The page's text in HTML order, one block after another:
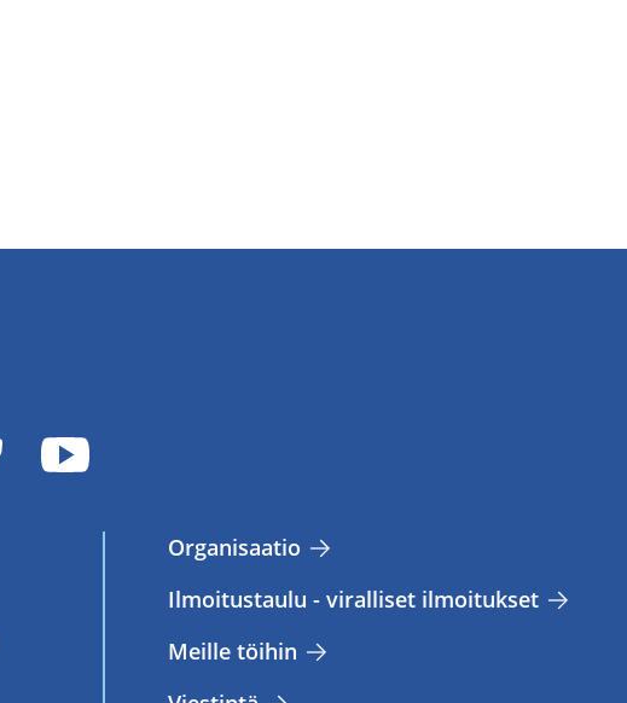
Or­ga­ni­saa­tio
Il­moi­tus­tau­lu - vi­ral­li­set il­moi­tuk­set
Meil­le töi­hin